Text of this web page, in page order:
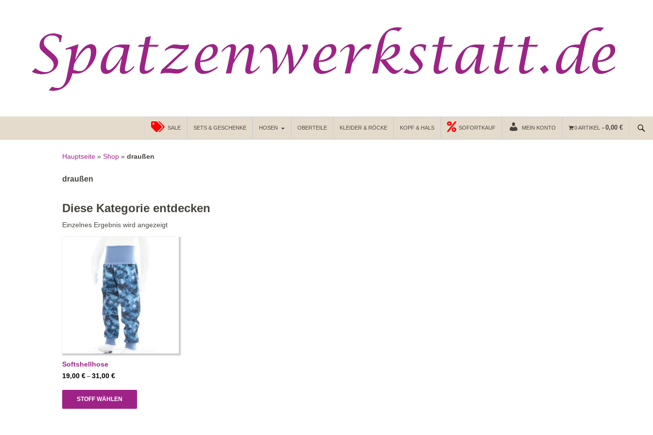
SALE
SETS & GESCHENKE HOSEN OBERTEILE KLEIDER & RÖCKE KOPF & HALS SOFORTKAUF MEIN KONTO 0 ARTIKEL 0,00 €
Hauptseite» Shop» draußen
draußen
Diese Kategorie entdecken
Einzelnes Ergebnis wird angezeigt
Softshellhose
19,00 € – 31,00 €Preisspanne:
31,00 €
STOFF WÄHLEN